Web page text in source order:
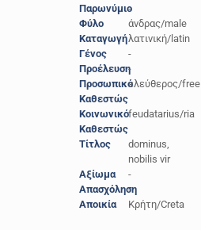
Παρωνύμιο
-
Φύλο
άνδρας/male
Καταγωγήλατινική/latin
Γένος
-
Προέλευση-
Προσωπικό
Καθεστώς
ελεύθερος/free
Κοινωνικό
Καθεστώς
feudatarius/ria
Τίτλος
dominus,
nobilis vir
Αξίωμα
-
Απασχόληση
-
Αποικία
Κρήτη/Creta